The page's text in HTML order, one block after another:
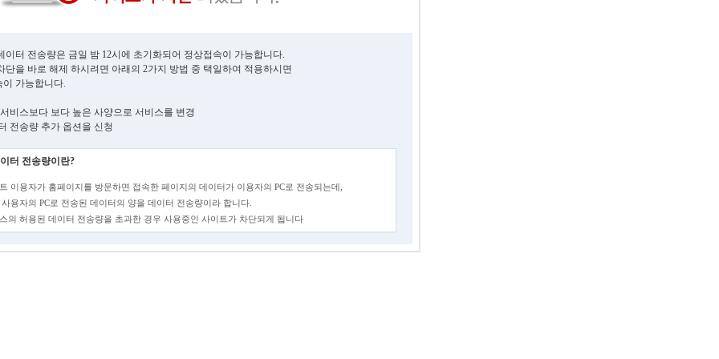
이터 전송량은 금일 밤 12시에 초기화되어 정상접속이 가능합니다.
단을 바로 해제 하시려면 아래의 2가지 방법 중 택일하여 적용하시면
이 가능합니다.
비스보다 보다 높은 사양으로 서비스를 변경
전송량 추가 옵션을 신청
터 전송량이란?
이용자가 홈페이지를 방문하면 접속한 페이지의 데이터가 이용자의 PC로 전송되는데,
용자의 PC로 전송된 데이터의 양을 데이터 전송량이라 합니다.
의 허용된 데이터 전송량을 초과한 경우 사용중인 사이트가 차단되게 됩니다